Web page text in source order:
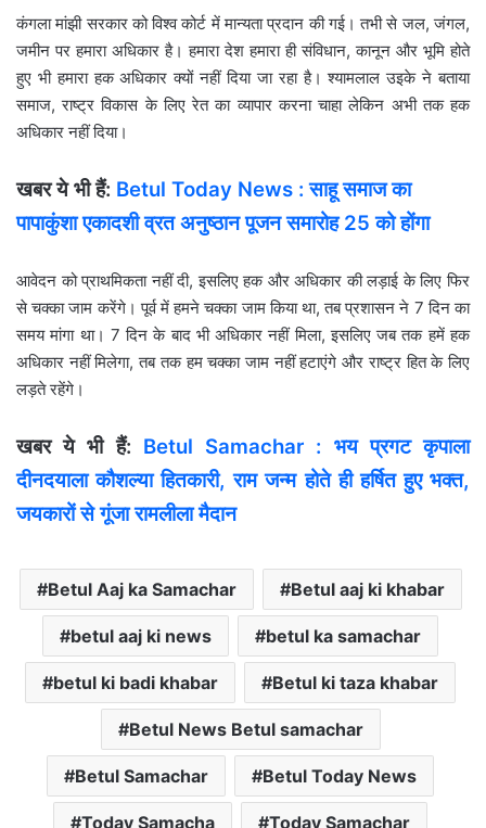
कंगला मांझी सरकार को विश्व कोर्ट में मान्यता प्रदान की गई। तभी से जल, जंगल,
जमीन पर हमारा अधिकार है। हमारा देश हमारा ही संविधान, कानून और भूमि होते
हुए भी हमारा हक अधिकार क्यों नहीं दिया जा रहा है। श्यामलाल उइके ने बताया
समाज, राष्ट्र विकास के लिए रेत का व्यापार करना चाहा लेकिन अभी तक हक
अधिकार नहीं दिया।
खबर ये भी हैं: Betul Today News : साहू समाज का
पापाकुंशा एकादशी व्रत अनुष्ठान पूजन समारोह 25 को होंगा
आवेदन को प्राथमिकता नहीं दी, इसलिए हक और अधिकार की लड़ाई के लिए फिर
से चक्का जाम करेंगे। पूर्व में हमने चक्का जाम किया था, तब प्रशासन ने 7 दिन का
समय मांगा था। 7 दिन के बाद भी अधिकार नहीं मिला, इसलिए जब तक हमें हक
अधिकार नहीं मिलेगा, तब तक हम चक्का जाम नहीं हटाएंगे और राष्ट्र हित के लिए
लड़ते रहेंगे।
खबर ये भी हैं: Betul Samachar : भय प्रगट कृपाला
दीनदयाला कौशल्या हितकारी, राम जन्म होते ही हर्षित हुए भक्त,
जयकारों से गूंजा रामलीला मैदान
Betul Aaj ka Samachar Betul aaj ki khabar
betul aaj ki news betul ka samachar
betul ki badi khabar Betul ki taza khabar
Betul News Betul samachar
Betul Samachar Betul Today News
Today Samacha Today Samachar